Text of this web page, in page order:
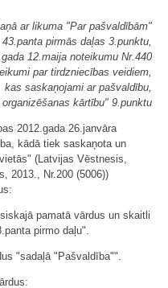
ar likuma "Par pašvaldībām"
43.panta pirmās daļas 3.punktu,
12.maija noteikumu Nr.440
par tirdzniecības veidiem,
kas saskaņojami ar pašvaldību,
kārtību" 9.punktu
2012.gada 26.janvāra
kādā tiek saskaņota un
(Latvijas Vēstnesis,
2013., Nr.200 (5006))
pamatā vārdus un skaitli
pirmo daļu".
"sadaļā "Pašvaldība"".